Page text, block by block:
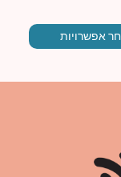
אפשרויות